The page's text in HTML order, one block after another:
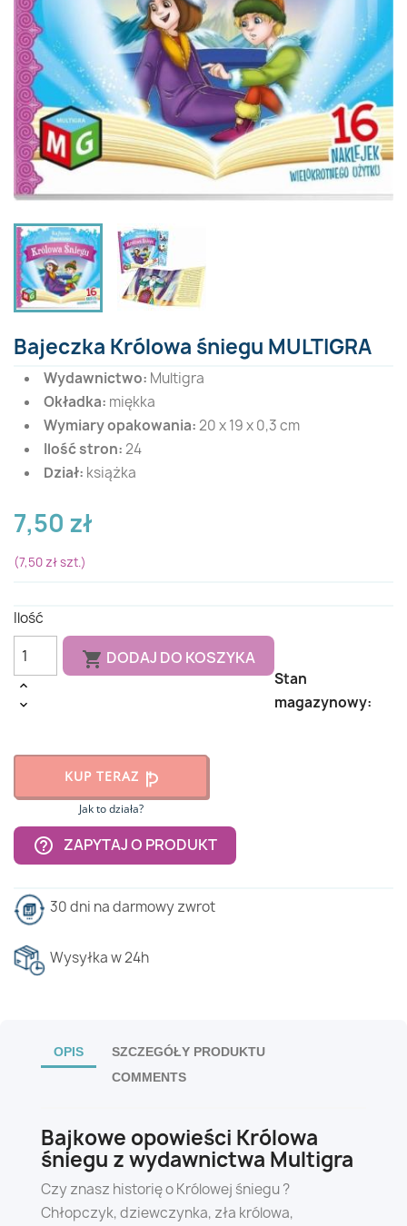
Bajeczka Królowa śniegu MULTIGRA
Wydawnictwo: Multigra
Okładka: miękka
Wymiary opakowania:20 x 19 x 0,3 cm
Ilość stron:24
Dział: książka
7,50 zł
(7,50 zł szt.)
Ilość
 DODAJ DO KOSZYKA
Stan
magazynowy:
KUP TERAZ
Jak to działa?
help_outline ZAPYTAJ O PRODUKT
30 dni na darmowy zwrot
Wysyłka w 24h
OPIS
SZCZEGÓŁY PRODUKTU
COMMENTS
Bajkowe opowieści Królowa
śniegu z wydawnictwa Multigra
Czy znasz historię o Królowej śniegu ?
Chłopczyk, dziewczynka, zła królowa,